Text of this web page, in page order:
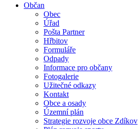
Občan
Obec
Úřad
Pošta Partner
Hřbitov
Formuláře
Odpady
Informace pro občany
Fotogalerie
Užitečné odkazy
Kontakt
Obce a osady
Územní plán
Strategie rozvoje obce Zdíkov